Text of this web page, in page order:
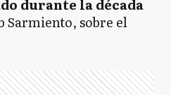
durante la década
Sarmiento, sobre el